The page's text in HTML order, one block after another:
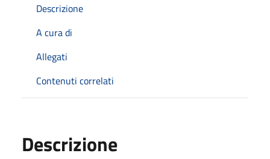
Descrizione
A cura di
Allegati
Contenuti correlati
Descrizione